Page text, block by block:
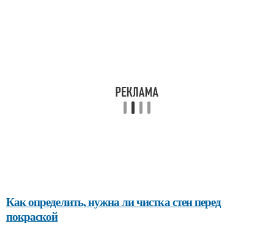
Как определить, нужна ли чистка стен перед
покраской